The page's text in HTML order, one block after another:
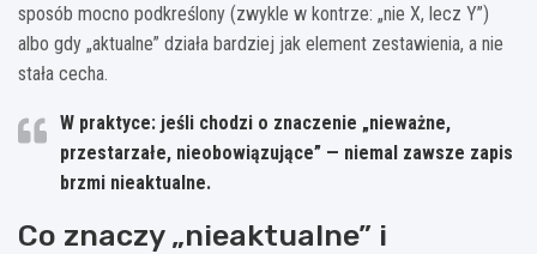
sposób mocno podkreślony (zwykle w kontrze: „nie X, lecz Y”)
albo gdy „aktualne” działa bardziej jak element zestawienia, a nie
stała cecha.
W praktyce: jeśli chodzi o znaczenie „nieważne,
przestarzałe, nieobowiązujące” — niemal zawsze zapis
brzmi nieaktualne.
Co znaczy „nieaktualne” i